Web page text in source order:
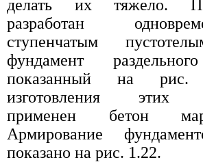
делать их тяжело.
разработан
ступенчатым
фундамент
показанный на
изготовления этих
применен бетон
Армирование
показано на рис. 1.22.